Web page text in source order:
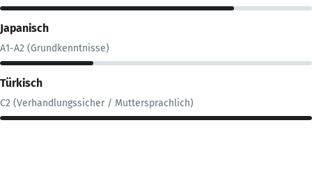
Japanisch
A1-A2 (Grundkenntnisse)
Türkisch
C2 (Verhandlungssicher / Muttersprachlich)